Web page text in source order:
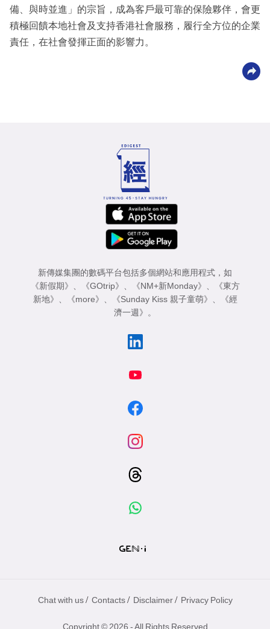
備、與時並進」的宗旨，成為客戶最可靠的保險夥伴，會更
積極回饋本地社會及支持香港社會服務，履行全方位的企業
責任，在社會發揮正面的影響力。
新傳媒集團的數碼平台包括多個網站和應用程式，如
《新假期》
《GOtrip》 《NM+新Monday》
《東方
新地》
《more》 《Sunday Kiss 親子童萌》
《經
濟一週》
。
Chat with us / Contacts / Disclaimer / Privacy Policy
Copyright © 2026 - All Rights Reserved